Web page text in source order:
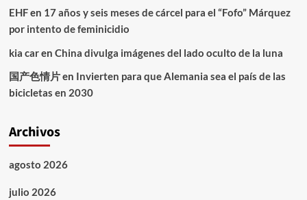
EHFen 17 años y seis meses de cárcel para el “Fofo” Márquez
por intento de feminicidio
kia caren China divulga imágenes del lado oculto de la luna
国产色情片en Invierten para que Alemania sea el país de las
bicicletas en 2030
Archivos
agosto 2026
julio 2026